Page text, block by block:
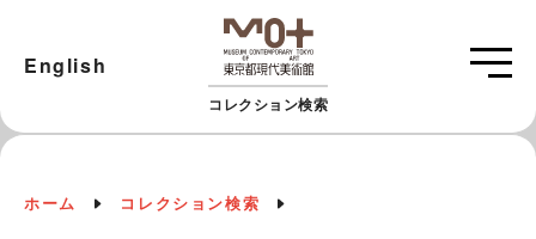
コレクション検索
English
ホーム コレクション検索